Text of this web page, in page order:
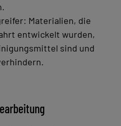
Materialien, die
entwickelt wurden,
sind und